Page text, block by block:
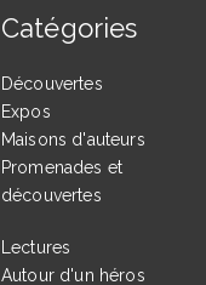
Catégories
Découvertes
Expos
Maisons d'auteurs
Promenades et
découvertes
Lectures
Autour d'un héros